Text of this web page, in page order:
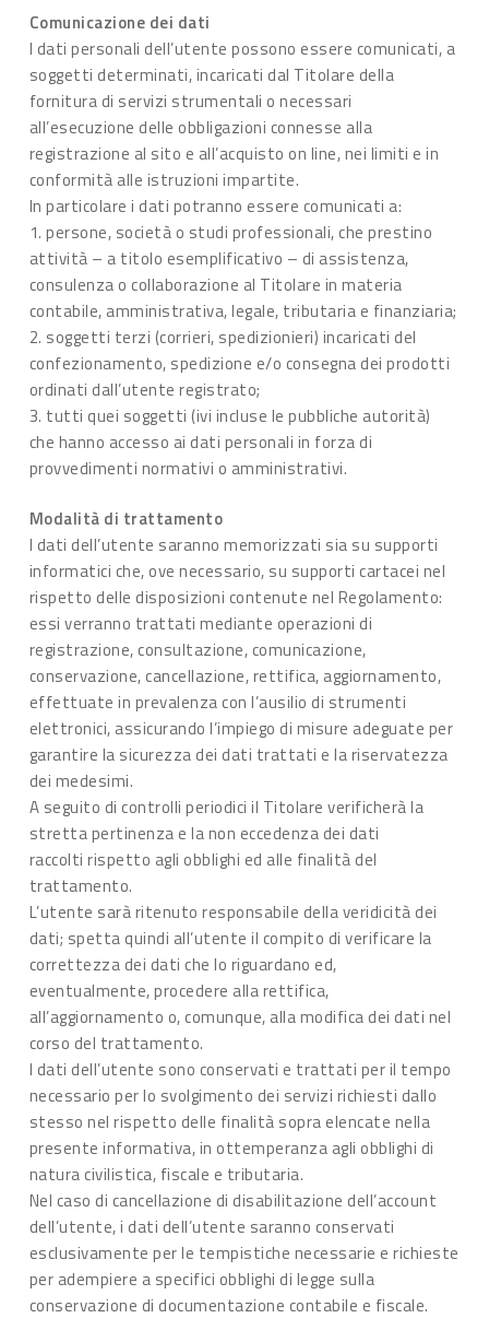
Comunicazione dei dati
I dati personali dell’utente possono essere comunicati, a
soggetti determinati, incaricati dal Titolare della
fornitura di servizi strumentali o necessari
all’esecuzione delle obbligazioni connesse alla
registrazione al sito e all’acquisto on line, nei limiti e in
conformità alle istruzioni impartite.
In particolare i dati potranno essere comunicati a:
1. persone, società o studi professionali, che prestino
attività – a titolo esemplificativo – di assistenza,
consulenza o collaborazione al Titolare in materia
contabile, amministrativa, legale, tributaria e finanziaria;
2. soggetti terzi (corrieri, spedizionieri) incaricati del
confezionamento, spedizione e/o consegna dei prodotti
ordinati dall’utente registrato;
3. tutti quei soggetti (ivi incluse le pubbliche autorità)
che hanno accesso ai dati personali in forza di
provvedimenti normativi o amministrativi.
Modalità di trattamento
I dati dell’utente saranno memorizzati sia su supporti
informatici che, ove necessario, su supporti cartacei nel
rispetto delle disposizioni contenute nel Regolamento:
essi verranno trattati mediante operazioni di
registrazione, consultazione, comunicazione,
conservazione, cancellazione, rettifica, aggiornamento,
effettuate in prevalenza con l’ausilio di strumenti
elettronici, assicurando l’impiego di misure adeguate per
garantire la sicurezza dei dati trattati e la riservatezza
dei medesimi.
A seguito di controlli periodici il Titolare verificherà la
stretta pertinenza e la non eccedenza dei dati
raccolti rispetto agli obblighi ed alle finalità del
trattamento.
L’utente sarà ritenuto responsabile della veridicità dei
dati; spetta quindi all’utente il compito di verificare la
correttezza dei dati che lo riguardano ed,
eventualmente, procedere alla rettifica,
all’aggiornamento o, comunque, alla modifica dei dati nel
corso del trattamento.
I dati dell’utente sono conservati e trattati per il tempo
necessario per lo svolgimento dei servizi richiesti dallo
stesso nel rispetto delle finalità sopra elencate nella
presente informativa, in ottemperanza agli obblighi di
natura civilistica, fiscale e tributaria.
Nel caso di cancellazione di disabilitazione dell’account
dell’utente, i dati dell’utente saranno conservati
esclusivamente per le tempistiche necessarie e richieste
per adempiere a specifici obblighi di legge sulla
conservazione di documentazione contabile e fiscale.